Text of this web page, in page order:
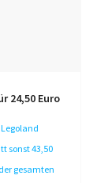
24,50 Euro
sonst 43,50
gesamten